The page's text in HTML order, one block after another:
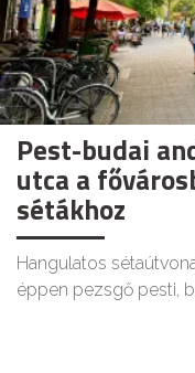
Pest-budai
utca a
sétákhoz
Hangulatos
éppen pezsgő pesti,